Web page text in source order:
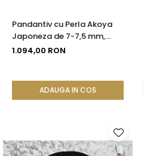
Pandantiv cu Perla Akoya
Japoneza de 7-7,5 mm,
Calitate AAA+ si Aur de 14k
1.094,00 RON
ADAUGA IN COS